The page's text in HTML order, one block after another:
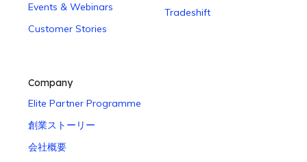
Events & Webinars
Customer Stories
Tradeshift
Company
Elite Partner Programme
創業ストーリー
会社概要